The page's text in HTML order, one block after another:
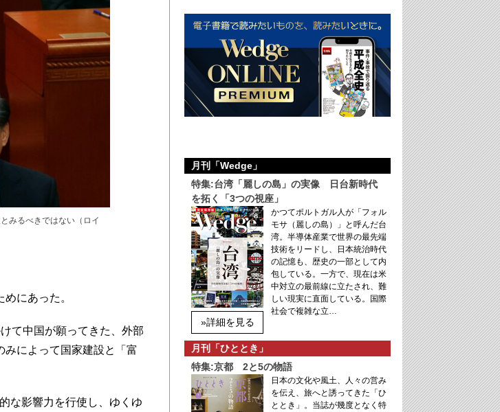
みるべきではない（ロイ
にあった。
て中国が願ってきた、外部
によって国家建設と「富
な影響力を行使し、ゆくゆ
月刊「Wedge」
特集:台湾「麗しの島」の実像 日台新時代
を拓く「3つの視座」
»詳細を見る
かつてポルトガル人が「フォル
モサ（麗しの島）」と呼んだ台
湾。半導体産業で世界の最先端
技術をリードし、日本統治時代
の記憶も、歴史の一部として内
包している。一方で、現在は米
中対立の最前線に立たされ、難
しい現実に直面している。国際
社会で複雑な立…
月刊「ひととき」
特集:京都 2と5の物語
日本の文化や風土、人々の営み
を伝え、旅へと誘ってきた「ひ
ととき」。当誌が幾度となく特